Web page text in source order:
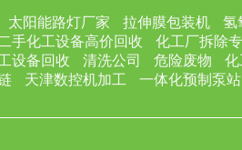
太阳能路灯厂家 拉伸膜包装机 氢
二手化工设备高价回收 化工厂拆除
设备回收 清洗公司 危险废物 化
天津数控机加工 一体化预制泵站